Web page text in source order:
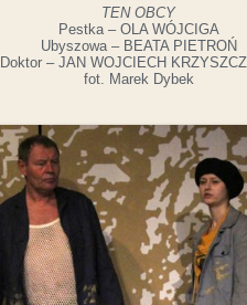
TEN OBCY
Pestka – OLA WÓJCIGA
Ubyszowa – BEATA PIETROŃ
Doktor – JAN WOJCIECH
fot. Marek Dybek